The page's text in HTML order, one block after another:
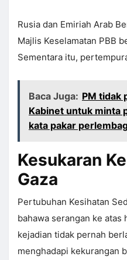
Rusia dan Emiriah Arab
Majlis Keselamatan PBB
Sementara itu,
Baca Juga: PM tidak
Kabinet untuk minta
kata pakar
Kesukaran
Gaza
Pertubuhan Kesihatan
bahawa serangan ke
kejadian tidak pernah
menghadapi kekurangan